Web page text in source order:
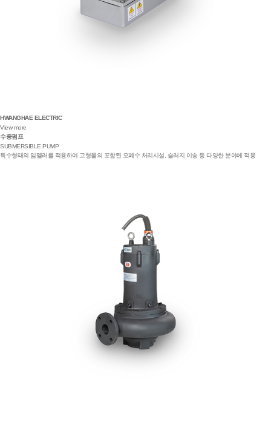
HWANGHAE ELECTRIC
View more
수중펌프
SUBMERSIBLE PUMP
특수형태의 임펠러를 적용하여 고형물의 포함된 오폐수 처리시설, 슬러지 이송 등 다양한 분야에 적용